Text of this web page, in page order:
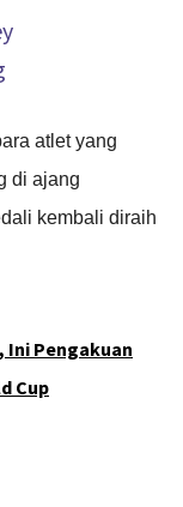
atlet yang
di ajang
kembali diraih
Ini Pengakuan
Cup